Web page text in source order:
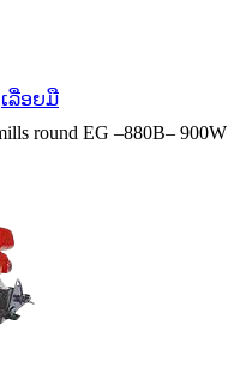
ເລື່ອຍມື
round EG –880B– 900W